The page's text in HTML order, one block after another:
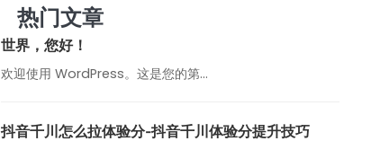
热门文章
世界，您好！
欢迎使用 WordPress。这是您的第…
抖音千川怎么拉体验分-抖音千川体验分提升技巧